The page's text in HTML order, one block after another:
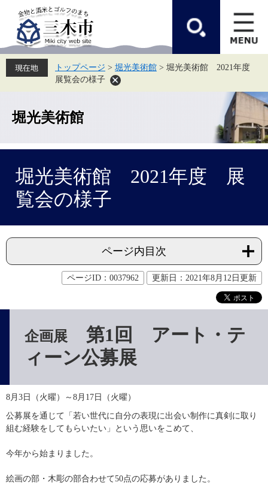
先
頭
を
飛
て
トップページ > 堀光美術館 > 堀光美術館 2021年度
展覧会の様子
堀光美術館
堀光美術館 2021年度 展
覧会の様子
ページ内目次
ページID：0037962 更新日：2021年8月12日更新
企画展
第1回 アート・テ
ィーン公募展
8月3日（火曜）～8月17日（火曜）
公募展を通じて「若い世代に自分の表現に出会い制作に真剣に取り
組む経験をしてもらいたい」という思いをこめて、
今年から始まりました。
絵画の部・木彫の部合わせて50点の応募がありました。